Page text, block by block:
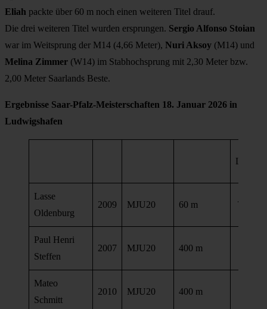
Eliah packte über 60 m noch einen weiteren Titel drauf.
Die drei weiteren Titel wurden ersprungen. Sergio Alfonso Stoian
war im Weitsprung der M14 (4,66 Meter), Nuri Aksoy (M14) und
Melina Zimmer (W14) im Stabhochsprung mit 2,30 Meter bzw.
2,00 Meter Saarlands Beste.
Ergebnisse Saar-Pfalz-Meisterschaften 18. Januar 2026 in
Ludwigshafen
Lasse
Oldenburg
2009 MJU20 60 m 7,41
Paul Henri
Steffen
2007 MJU20 400 m
Mateo
Schmitt
2010 MJU20 400 m